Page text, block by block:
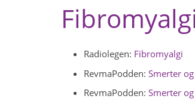
Radiolegen: Fibromyalgi
RevmaPodden: Smerter
RevmaPodden: Smerter